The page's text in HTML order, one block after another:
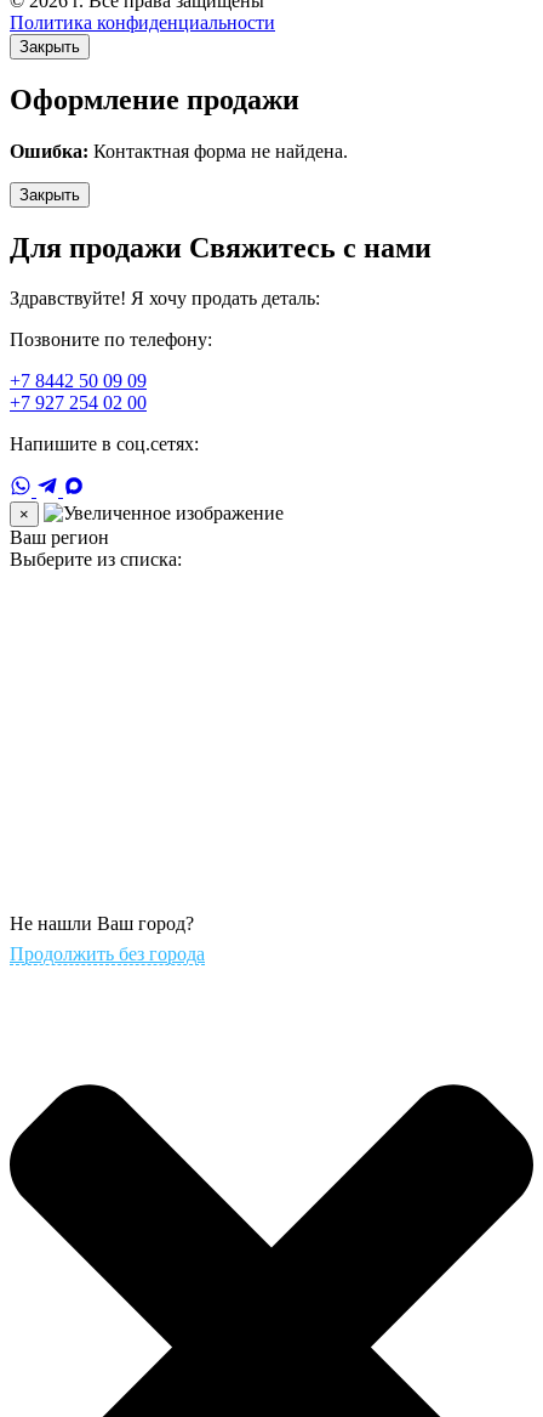
Политика конфиденциальности
Закрыть
Оформление продажи
Ошибка: Контактная форма не найдена.
Закрыть
Для продажи Свяжитесь с нами
Здравствуйте! Я хочу продать деталь:
Позвоните по телефону:
+7 8442 50 09 09
+7 927 254 02 00
Напишите в соц.сетях:
×
Ваш регион
Выберите из списка:
Не нашли Ваш город?
Продолжить без города